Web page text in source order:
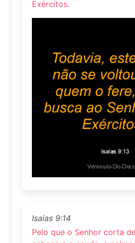
Exércitos.
Isaías 9:14
Pelo que o Senhor corta